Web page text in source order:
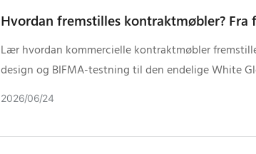
Hvordan fremstilles kontraktmøbler?
Lær hvordan kommercielle kontraktmøbler
design og BIFMA-testning til den endelige White
2026 06 24